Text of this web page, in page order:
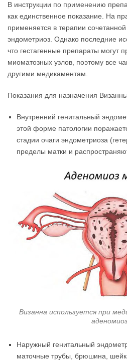
В инструкции по применению
как единственное показание. На
применяется в терапии
эндометриоз. Однако последние
что гестагенные препараты могут
миоматозных узлов, поэтому все
другими медикаментам.
Показания для назначения
Внутренний генитальный
этой форме патологии
стадии очаги эндометриоза
пределы матки и
Визанна используется при
Наружный генитальный
маточные трубы, брюшина,